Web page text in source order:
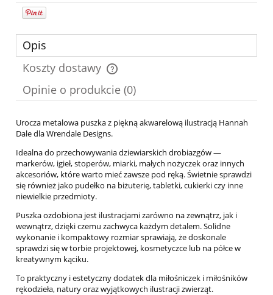
Opis
Koszty dostawy
Cena nie zawiera ewentualnych kosztów płatności
Opinie o produkcie (0)
Urocza metalowa puszka z piękną akwarelową ilustracją Hannah
Dale dla Wrendale Designs.
Idealna do przechowywania dziewiarskich drobiazgów —
markerów, igieł, stoperów, miarki, małych nożyczek oraz innych
akcesoriów, które warto mieć zawsze pod ręką. Świetnie sprawdzi
się również jako pudełko na biżuterię, tabletki, cukierki czy inne
niewielkie przedmioty.
Puszka ozdobiona jest ilustracjami zarówno na zewnątrz, jak i
wewnątrz, dzięki czemu zachwyca każdym detalem. Solidne
wykonanie i kompaktowy rozmiar sprawiają, że doskonale
sprawdzi się w torbie projektowej, kosmetyczce lub na półce w
kreatywnym kąciku.
To praktyczny i estetyczny dodatek dla miłośniczek i miłośników
rękodzieła, natury oraz wyjątkowych ilustracji zwierząt.